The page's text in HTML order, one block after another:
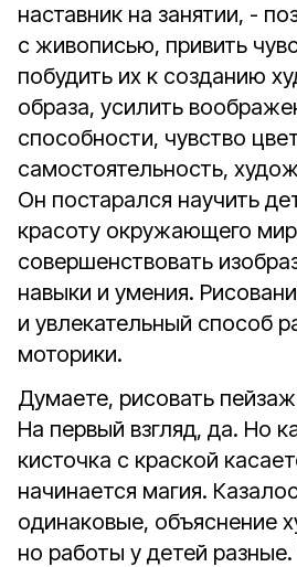
наставник на занятии, -
с живописью, привить
побудить их к созданию
образа, усилить
способности, чувство
самостоятельность,
Он постарался научить
красоту окружающего
совершенствовать
навыки и умения.
и увлекательный способ
моторики.
Думаете, рисовать
На первый взгляд, да. Но
кисточка с краской
начинается магия.
одинаковые, объяснение
но работы у детей